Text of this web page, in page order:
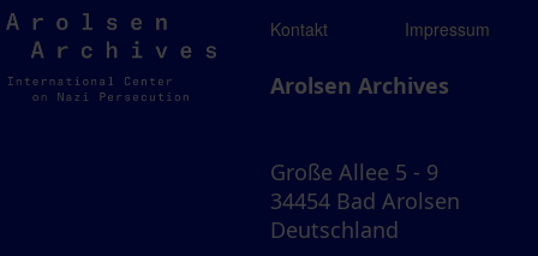
Arolsen
Archives
Kontakt Impressum
Arolsen Archives
Große Allee 5 - 9
34454 Bad Arolsen
Deutschland